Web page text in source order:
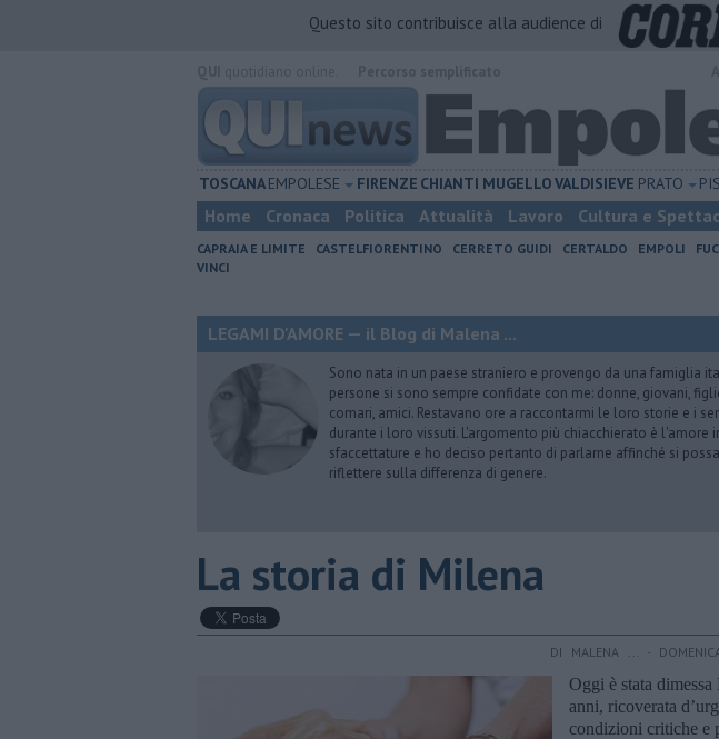
Questo sito contribuisce alla audience di
TOSCANAEMPOLESE FIRENZE CHIANTI MUGELLOVALDISIEVE PRATO
Home Cronaca Politica Attualità Lavoro Cultura e
CAPRAIA E LIMITE CASTELFIORENTINO CERRETO GUIDI CERTALDO EMPOLI
VINCI
LEGAMI D'AMORE — il Blog di Malena ...
Sono nata in un paese straniero e provengo da una famiglia
persone si sono sempre confidate con me: donne, giovani,
comari, amici. Restavano ore a raccontarmi le loro storie e i
durante i loro vissuti. L'argomento più chiacchierato è l'amore
sfaccettature e ho deciso pertanto di parlarne affinché si
riflettere sulla differenza di genere.
La storia di Milena
DI MALENA ... -
Oggi è stata
anni, ricoverata
condizioni critiche e